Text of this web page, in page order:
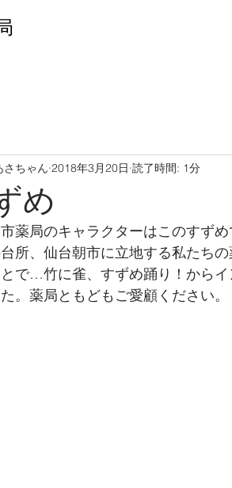
め
さちゃん 2018年3月20日 読了時間: 1分
薬局のキャラクターはこのすずめ
所、仙台朝市に立地する私たち
で…竹に雀、すずめ踊り！から
。薬局ともどもご愛顧ください。